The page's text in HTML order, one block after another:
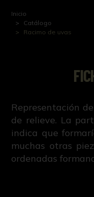
Inicio
Catálogo
Racimo de uvas
Representación
de relieve. La
indica que
muchas otras
ordenadas